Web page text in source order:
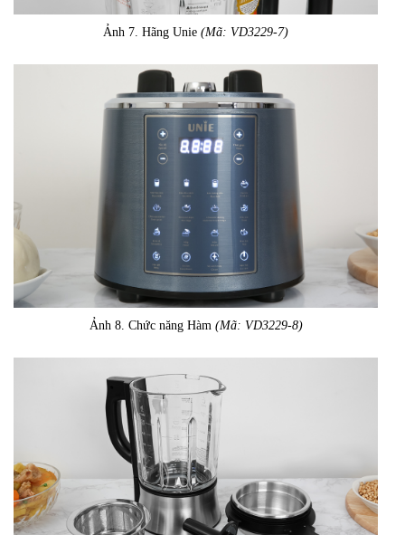
Ảnh 7. Hãng Unie (Mã: VD3229-7)
Ảnh 8. Chức năng Hàm (Mã: VD3229-8)